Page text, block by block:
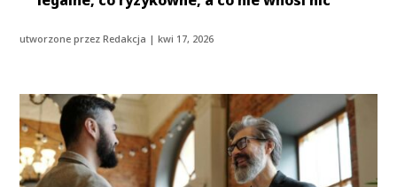
utworzone przezRedakcja |kwi 17, 2026